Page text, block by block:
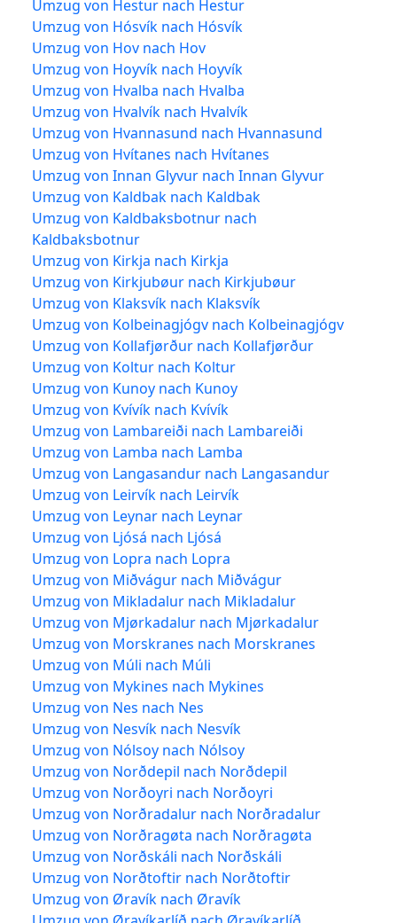
Umzug von Hestur nach Hestur
Umzug von Hósvík nach Hósvík
Umzug von Hov nach Hov
Umzug von Hoyvík nach Hoyvík
Umzug von Hvalba nach Hvalba
Umzug von Hvalvík nach Hvalvík
Umzug von Hvannasund nach Hvannasund
Umzug von Hvítanes nach Hvítanes
Umzug von Innan Glyvur nach Innan Glyvur
Umzug von Kaldbak nach Kaldbak
Umzug von Kaldbaksbotnur nach
Kaldbaksbotnur
Umzug von Kirkja nach Kirkja
Umzug von Kirkjubøur nach Kirkjubøur
Umzug von Klaksvík nach Klaksvík
Umzug von Kolbeinagjógv nach Kolbeinagjógv
Umzug von Kollafjørður nach Kollafjørður
Umzug von Koltur nach Koltur
Umzug von Kunoy nach Kunoy
Umzug von Kvívík nach Kvívík
Umzug von Lambareiði nach Lambareiði
Umzug von Lamba nach Lamba
Umzug von Langasandur nach Langasandur
Umzug von Leirvík nach Leirvík
Umzug von Leynar nach Leynar
Umzug von Ljósá nach Ljósá
Umzug von Lopra nach Lopra
Umzug von Miðvágur nach Miðvágur
Umzug von Mikladalur nach Mikladalur
Umzug von Mjørkadalur nach Mjørkadalur
Umzug von Morskranes nach Morskranes
Umzug von Múli nach Múli
Umzug von Mykines nach Mykines
Umzug von Nes nach Nes
Umzug von Nesvík nach Nesvík
Umzug von Nólsoy nach Nólsoy
Umzug von Norðdepil nach Norðdepil
Umzug von Norðoyri nach Norðoyri
Umzug von Norðradalur nach Norðradalur
Umzug von Norðragøta nach Norðragøta
Umzug von Norðskáli nach Norðskáli
Umzug von Norðtoftir nach Norðtoftir
Umzug von Øravík nach Øravík